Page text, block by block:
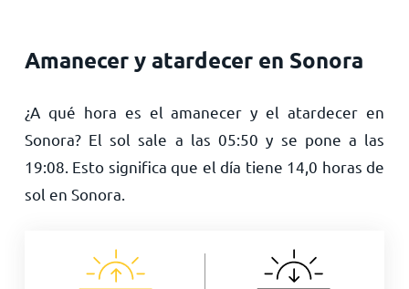
Amanecer y atardecer en Sonora
¿A qué hora es el amanecer y el atardecer en
Sonora? El sol sale a las05:50 y se pone a las
19:08 . Esto significa que el día tiene 14,0 horas de
sol en Sonora.